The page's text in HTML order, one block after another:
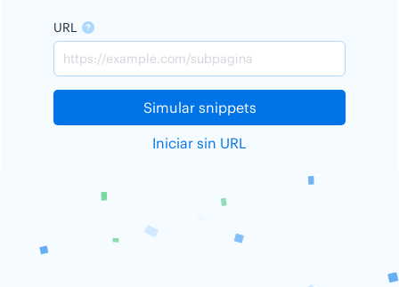
URL
Simular snippets
Iniciar sin URL